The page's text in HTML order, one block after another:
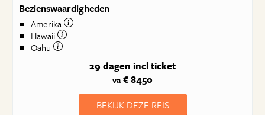
Bezienswaardigheden
Amerika
Hawaii
Oahu
29 dagen incl ticket
va € 8450
BEKIJK DEZE REIS